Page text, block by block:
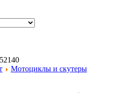
Мотоциклы и скутеры